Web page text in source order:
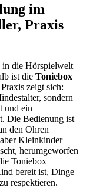
im
Praxis
die Hörspielwelt
ist die Toniebox
zeigt sich:
sondern
und ein
Die Bedienung ist
den Ohren
Kleinkinder
herumgeworfen
Toniebox
bereit ist, Dinge
respektieren.